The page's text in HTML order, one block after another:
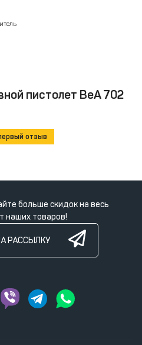
пистолет BeA 702
отзыв
больше скидок на весь
наших товаров!
РАССЫЛКУ